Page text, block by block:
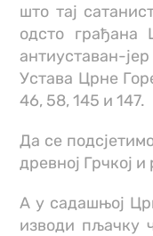
што тај
одсто грађана
антиуставан-
Устава Црне
46, 58, 145 и 147.
Да се
древној Грчкој
А у садашњој
изводи пљачку